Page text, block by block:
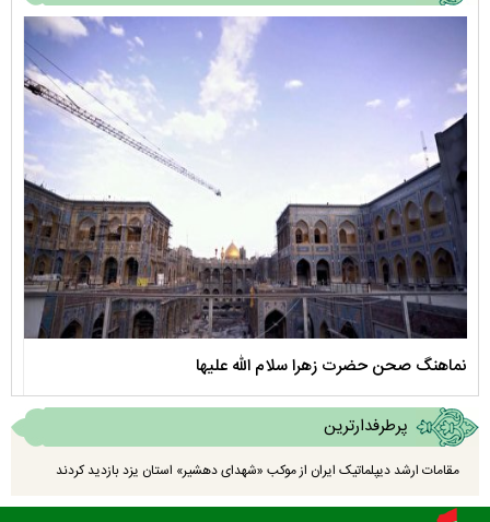
نماهنگ صحن حضرت زهرا سلام الله علیها
پرطرفدارترین
مقامات ارشد دیپلماتیک ایران از موکب «شهدای دهشیر» استان یزد بازدید کردند